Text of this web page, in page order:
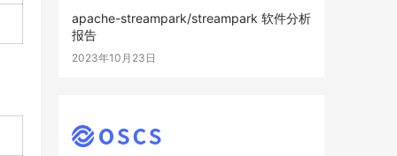
apache-streampark/streampark 软件分析
报告
2023年10月23日